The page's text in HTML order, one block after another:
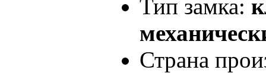
Тип замка:
Страна